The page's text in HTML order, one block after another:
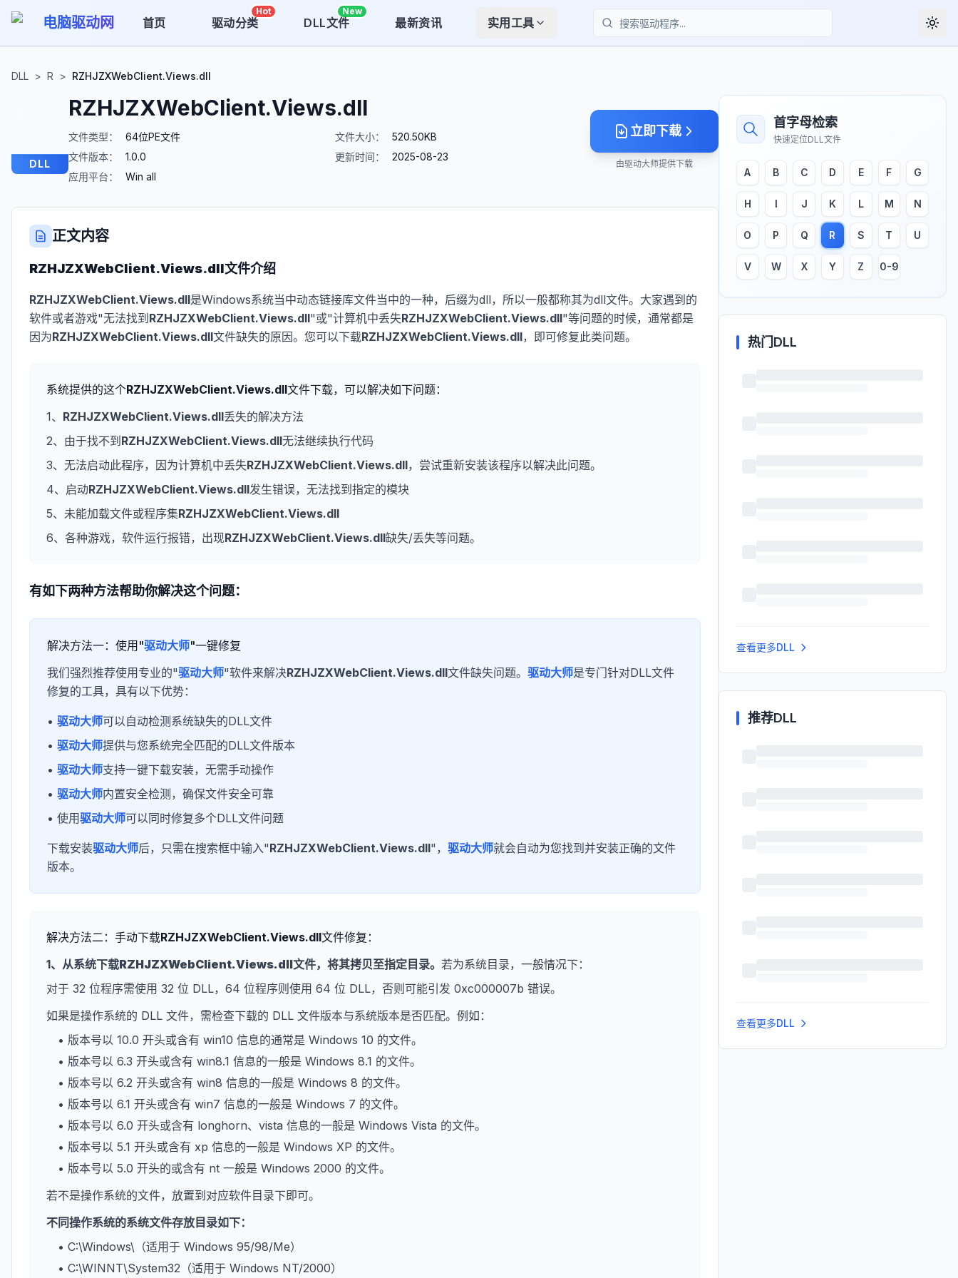
电脑驱动网 首页 驱动分类
Hot
DLL文件
New
最新资讯
实用工具
搜索
DLL > R > RZHJZXWebClient.Views.dll
DLL
RZHJZXWebClient.Views.dll
文件类型：
64位PE文件
文件版本：
1.0.0
应用平台：
Win all
文件大小：
520.50KB
更新时间：
2025-08-23
立即下载
由驱动大师提供下载
正文内容
RZHJZXWebClient.Views.dll文件介绍
RZHJZXWebClient.Views.dll是Windows系统当中动态链接库文件当中的一种，后缀为dll，所以一般都称其为dll文件。大家遇到的
软件或者游戏"无法找到 RZHJZXWebClient.Views.dll"或"计算机中丢失RZHJZXWebClient.Views.dll"等问题的时候，通常都是
因为RZHJZXWebClient.Views.dll文件缺失的原因。您可以下载RZHJZXWebClient.Views.dll，即可修复此类问题。
系统提供的这个RZHJZXWebClient.Views.dll文件下载，可以解决如下问题：
1、 RZHJZXWebClient.Views.dll丢失的解决方法
2、由于找不到 RZHJZXWebClient.Views.dll无法继续执行代码
3、无法启动此程序，因为计算机中丢失RZHJZXWebClient.Views.dll，尝试重新安装该程序以解决此问题。
4、启动RZHJZXWebClient.Views.dll发生错误，无法找到指定的模块
5、未能加载文件或程序集RZHJZXWebClient.Views.dll
6、各种游戏，软件运行报错，出现RZHJZXWebClient.Views.dll缺失/丢失等问题。
有如下两种方法帮助你解决这个问题：
解决方法一：使用"驱动大师"一键修复
我们强烈推荐使用专业的"驱动大师"软件来解决RZHJZXWebClient.Views.dll文件缺失问题。 驱动大师是专门针对DLL文件
修复的工具，具有以下优势：
• 驱动大师可以自动检测系统缺失的DLL文件
• 驱动大师提供与您系统完全匹配的DLL文件版本
• 驱动大师支持一键下载安装，无需手动操作
• 驱动大师内置安全检测，确保文件安全可靠
• 使用驱动大师可以同时修复多个DLL文件问题
下载安装驱动大师后，只需在搜索框中输入"RZHJZXWebClient.Views.dll"， 驱动大师就会自动为您找到并安装正确的文件
版本。
解决方法二：手动下载RZHJZXWebClient.Views.dll文件修复：
1、从系统下载RZHJZXWebClient.Views.dll文件，将其拷贝至指定目录。 若为系统目录，一般情况下：
对于 32 位程序需使用 32 位 DLL，64 位程序则使用 64 位 DLL，否则可能引发 0xc000007b 错误。
如果是操作系统的 DLL 文件，需检查下载的 DLL 文件版本与系统版本是否匹配。例如：
• 版本号以 10.0 开头或含有 win10 信息的通常是 Windows 10 的文件。
• 版本号以 6.3 开头或含有 win8.1 信息的一般是 Windows 8.1 的文件。
• 版本号以 6.2 开头或含有 win8 信息的一般是 Windows 8 的文件。
• 版本号以 6.1 开头或含有 win7 信息的一般是 Windows 7 的文件。
• 版本号以 6.0 开头或含有 longhorn、vista 信息的一般是 Windows Vista 的文件。
• 版本号以 5.1 开头或含有 xp 信息的一般是 Windows XP 的文件。
• 版本号以 5.0 开头的或含有 nt 一般是 Windows 2000 的文件。
若不是操作系统的文件，放置到对应软件目录下即可。
不同操作系统的系统文件存放目录如下：
• C:\Windows\（适用于 Windows 95/98/Me）
• C:\WINNT\System32（适用于 Windows NT/2000）
首字母检索
快速定位DLL文件
A B C D E F G
H I J K L M N
O P Q R S T U
V W X Y Z 0-9
热门DLL
查看更多DLL
推荐DLL
查看更多DLL